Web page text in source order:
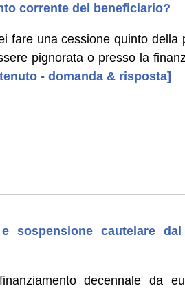
corrente del beneficiario?
fare una cessione quinto della
pignorata o presso la
- domanda & risposta]
sospensione cautelare
decennale da